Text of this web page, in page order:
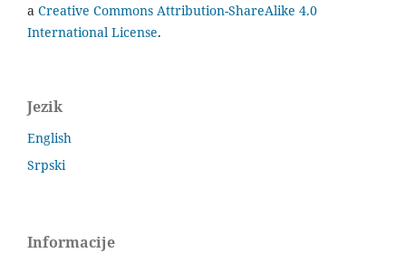
a Creative Commons Attribution-ShareAlike 4.0
International License.
Jezik
English
Srpski
Informacije